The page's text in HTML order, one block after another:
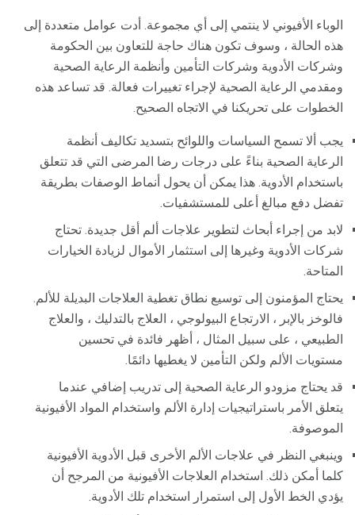
الوباء الأفيوني لا ينتمي إلى أي مجموعة. أدت عوامل متعددة إلى
هذه الحالة ، وسوف تكون هناك حاجة للتعاون بين الحكومة
وشركات الأدوية وشركات التأمين وأنظمة الرعاية الصحية
ومقدمي الرعاية الصحية لإجراء تغييرات فعالة. قد تساعد هذه
الخطوات على تحريكنا في الاتجاه الصحيح.
يجب ألا تسمح السياسات واللوائح بتسديد تكاليف أنظمة
الرعاية الصحية بناءً على درجات رضا المرضى التي قد تتعلق
باستخدام الأدوية. هذا يمكن أن يحول أنماط الوصفات بطريقة
تفضل دفع مبالغ أعلى للمستشفيات.
لابد من إجراء أبحاث لتطوير علاجات ألم أقل جديدة. تحتاج
شركات الأدوية وغيرها إلى استثمار الأموال لزيادة الخيارات
المتاحة.
يحتاج المؤمنون إلى توسيع نطاق تغطية العلاجات البديلة للألم.
فالوخز بالإبر ، الارتجاع البيولوجي ، العلاج بالتدليك ، والعلاج
الطبيعي ، على سبيل المثال ، أظهر فائدة في تحسين
مستويات الألم ولكن التأمين لا يغطيها دائمًا.
قد يحتاج مزودو الرعاية الصحية إلى تدريب إضافي عندما
يتعلق الأمر باستراتيجيات إدارة الألم واستخدام المواد الأفيونية
الموصوفة.
وينبغي النظر في علاجات الألم الأخرى قبل الأدوية الأفيونية
كلما أمكن ذلك. استخدام العلاجات الأفيونية من المرجح أن
يؤدي الخط الأول إلى استمرار استخدام تلك الأدوية.